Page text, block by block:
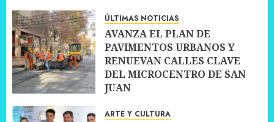
ÚLTIMAS NOTICIAS
AVANZA EL PLAN DE
PAVIMENTOS URBANOS Y
RENUEVAN CALLES CLAVE
DEL MICROCENTRO DE SAN
JUAN
ARTE Y CULTURA